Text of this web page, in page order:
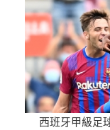
西班牙甲級足